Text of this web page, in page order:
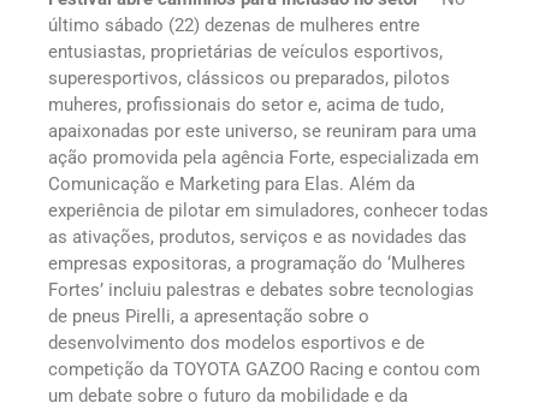
último sábado (22) dezenas de mulheres entre
entusiastas, proprietárias de veículos esportivos,
superesportivos, clássicos ou preparados, pilotos
muheres, profissionais do setor e, acima de tudo,
apaixonadas por este universo, se reuniram para uma
ação promovida pela agência Forte, especializada em
Comunicação e Marketing para Elas. Além da
experiência de pilotar em simuladores, conhecer todas
as ativações, produtos, serviços e as novidades das
empresas expositoras, a programação do ‘Mulheres
Fortes’ incluiu palestras e debates sobre tecnologias
de pneus Pirelli, a apresentação sobre o
desenvolvimento dos modelos esportivos e de
competição da TOYOTA GAZOO Racing e contou com
um debate sobre o futuro da mobilidade e da